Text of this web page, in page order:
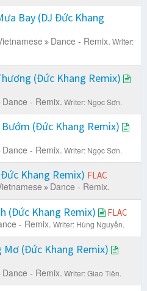
Bay (DJ Đức Khang
Dance - Remix. Writer:
(Đức Khang Remix)
Dance - Remix. Writer: Ngọc Sơn.
(Đức Khang Remix)
Dance - Remix. Writer: Ngọc Sơn.
Khang Remix) FLAC
Dance - Remix.
(Đức Khang Remix) FLAC
- Remix. Writer: Hùng Nguyễn.
Mơ (Đức Khang Remix)
Dance - Remix. Writer: Giao Tiên.